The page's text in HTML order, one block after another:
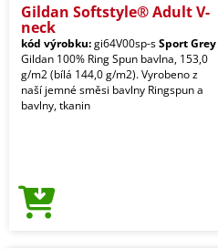
Gildan Softstyle® Adult V-
neck
kód výrobku:gi64V00sp-sSport Grey
Gildan 100% Ring Spun bavlna, 153,0
g/m2 (bílá 144,0 g/m2). Vyrobeno z
naší jemné směsi bavlny Ringspun a
bavlny, tkanin